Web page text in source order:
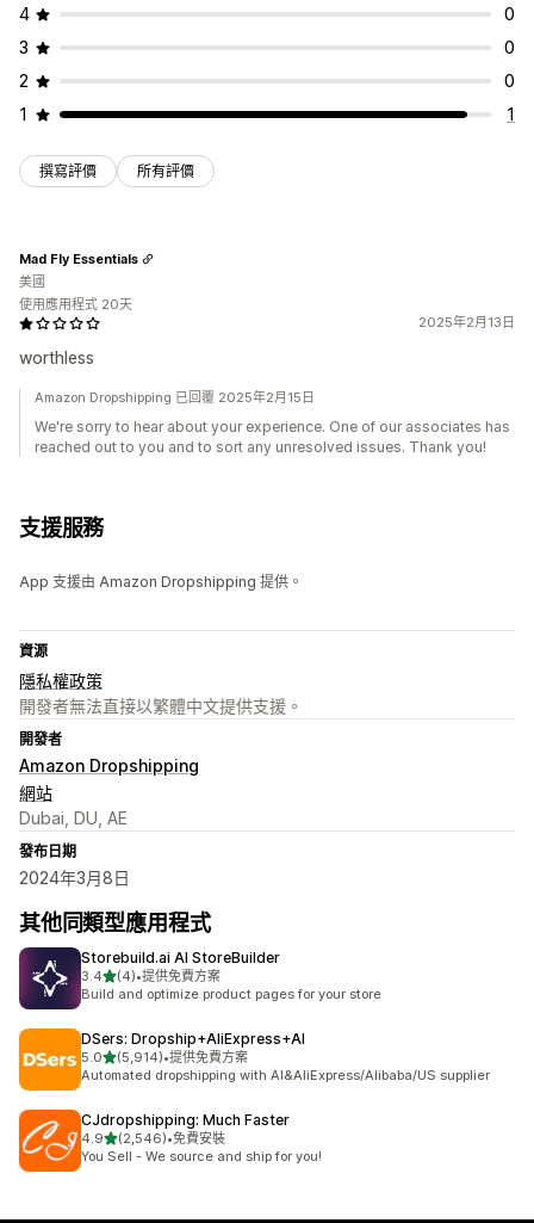
4
0
3
0
2
0
1
1
撰寫評價 所有評價
2025年2月13日
worthless
Mad Fly Essentials
美國
使用應用程式 20天
Amazon Dropshipping 已回覆 2025年2月15日
We're sorry to hear about your experience. One of our associates has
reached out to you and to sort any unresolved issues. Thank you!
支援服務
App 支援由 Amazon Dropshipping 提供。
資源
隱私權政策
開發者無法直接以繁體中文提供支援。
開發者
Amazon Dropshipping
網站
Dubai, DU, AE
發布日期
2024年3月8日
其他同類型應用程式
Storebuild.ai AI StoreBuilder
3.4滿分 5 顆星
(4)
共有 4 則評價
•提供免費方案
Build and optimize product pages for your store
DSers: Dropship+AliExpress+AI
5.0滿分 5 顆星
(5,914)
共有 5914 則評價
•提供免費方案
Automated dropshipping with AI&AliExpress/Alibaba/US supplier
CJdropshipping: Much Faster
4.9滿分 5 顆星
(2,546)
共有 2546 則評價
•免費安裝
You Sell - We source and ship for you!